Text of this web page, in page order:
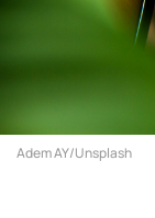
Adem AY/Unsplash